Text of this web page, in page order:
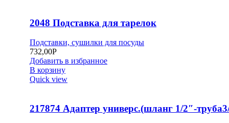
2048 Подставка для тарелок
Подставки, сушилки для посуды
732,00Р
Добавить в избранное
В корзину
Quick view
217874 Адаптер универс.(шланг 1/2″-